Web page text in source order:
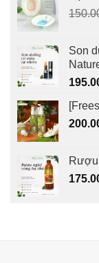
Son
Rượu